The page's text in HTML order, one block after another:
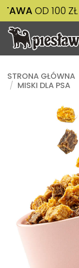
Przewiń
do
zawartości
100 ZŁ
STRONA GŁÓWNA
/ MISKI DLA PSA